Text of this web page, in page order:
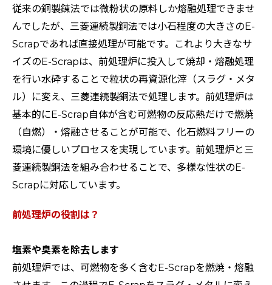
従来の銅製錬法では微粉状の原料しか熔融処理できませ
んでしたが、三菱連続製銅法では小石程度の大きさのE-
Scrapであれば直接処理が可能です。これより大きなサ
イズのE-Scrapは、前処理炉に投入して焼却・熔融処理
を行い水砕することで粒状の再資源化滓（スラグ・メタ
ル）に変え、三菱連続製銅法で処理します。前処理炉は
基本的にE-Scrap自体が含む可燃物の反応熱だけで燃焼
（自燃）・熔融させることが可能で、化石燃料フリーの
環境に優しいプロセスを実現しています。前処理炉と三
菱連続製銅法を組み合わせることで、多様な性状のE-
Scrapに対応しています。
前処理炉の役割は？
塩素や臭素を除去します
前処理炉では、可燃物を多く含むE-Scrapを燃焼・熔融